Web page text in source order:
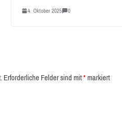
4. Oktober 2025 0
Erforderliche Felder sind mit*markiert